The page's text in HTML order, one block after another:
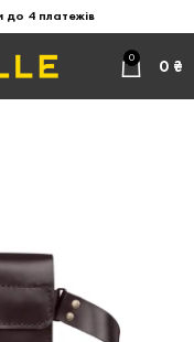
до 4 платежів
0 0 ₴